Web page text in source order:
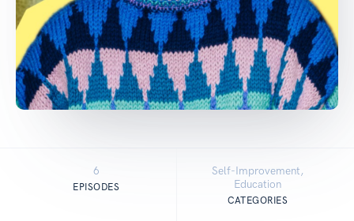
6
EPISODES
Self-Improvement,
Education
CATEGORIES